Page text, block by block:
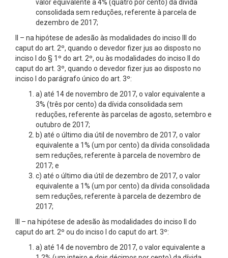
valor equivalente a 4% (quatro por cento) da dívida
consolidada sem reduções, referente à parcela de
dezembro de 2017;
II – na hipótese de adesão às modalidades do inciso III do
caput do art. 2º, quando o devedor fizer jus ao disposto no
inciso I do § 1º do art. 2º, ou às modalidades do inciso II do
caput do art. 3º, quando o devedor fizer jus ao disposto no
inciso I do parágrafo único do art. 3º:
a) até 14 de novembro de 2017, o valor equivalente a
3% (três por cento) da dívida consolidada sem
reduções, referente às parcelas de agosto, setembro e
outubro de 2017;
b) até o último dia útil de novembro de 2017, o valor
equivalente a 1% (um por cento) da dívida consolidada
sem reduções, referente à parcela de novembro de
2017; e
c) até o último dia útil de dezembro de 2017, o valor
equivalente a 1% (um por cento) da dívida consolidada
sem reduções, referente à parcela de dezembro de
2017;
III – na hipótese de adesão às modalidades do inciso II do
caput do art. 2º ou do inciso I do caput do art. 3º:
a) até 14 de novembro de 2017, o valor equivalente a